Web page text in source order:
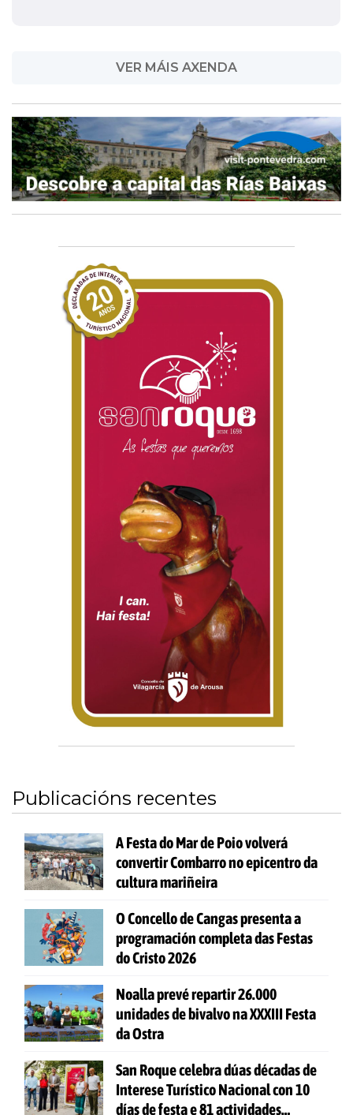
VER MÁIS AXENDA
Publicacións recentes
A Festa do Mar de Poio volverá
convertir Combarro no epicentro da
cultura mariñeira
O Concello de Cangas presenta a
programación completa das Festas
do Cristo 2026
Noalla prevé repartir 26.000
unidades de bivalvo na XXXIII Festa
da Ostra
San Roque celebra dúas décadas de
Interese Turístico Nacional con 10
días de festa e 81 actividades